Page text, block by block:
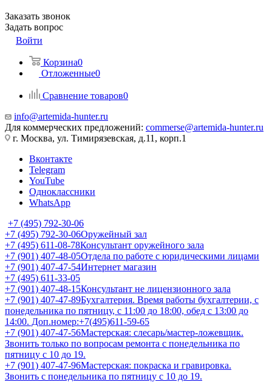
Заказать звонок
Задать вопрос
Войти
Корзина0
Отложенные0
Сравнение товаров0
info@artemida-hunter.ru
Для коммерческих предложений: commerse@artemida-hunter.ru
г. Москва, ул. Тимирязевская, д.11, корп.1
Вконтакте
Telegram
YouTube
Одноклассники
WhatsApp
+7 (495) 792-30-06
+7 (495) 792-30-06Оружейный зал
+7 (495) 611-08-78Консультант оружейного зала
+7 (901) 407-48-05Отдела по работе с юридическими лицами
+7 (901) 407-47-54Интернет магазин
+7 (495) 611-33-05
+7 (901) 407-48-15Консультант не лицензионного зала
+7 (901) 407-47-89Бухгалтерия. Время работы бухгалтерии, с
понедельника по пятницу, с 11:00 до 18:00, обед с 13:00 до
14:00. Доп.номер:+7(495)611-59-65
+7 (901) 407-47-56Мастерская: слесарь/мастер-ложевщик.
Звонить только по вопросам ремонта с понедельника по
пятницу с 10 до 19.
+7 (901) 407-47-96Мастерская: покраска и гравировка.
Звонить с понедельника по пятницу с 10 до 19.